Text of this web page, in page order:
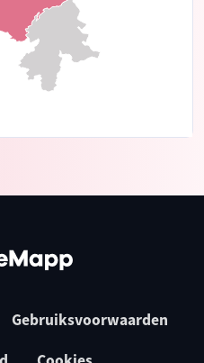
Gebruiksvoorwaarden